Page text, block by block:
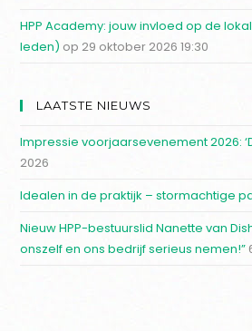
HPP Academy: jouw invloed op de
leden) op 29 oktober 2026 19:30
LAATSTE NIEUWS
Impressie voorjaarsevenement 2026:
2026
Idealen in de praktijk – stormachtige
Nieuw HPP-bestuurslid Nanette van
onszelf en ons bedrijf serieus nemen!”